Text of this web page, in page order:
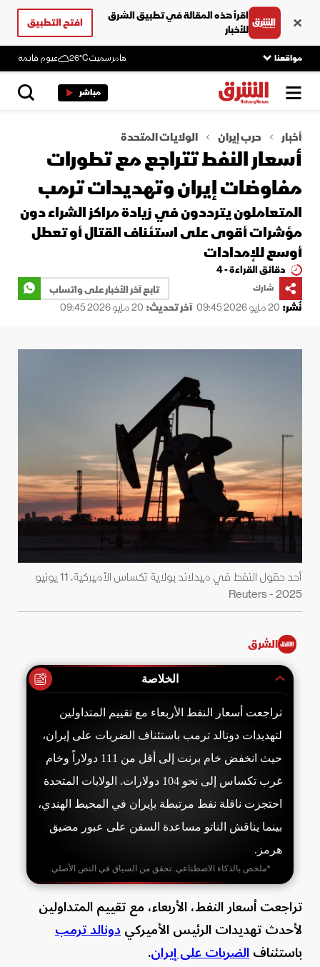
اقرأ هذه المقالة في تطبيق الشرق
للأخبار
افتح التطبيق
مواقعنا هامرسميث26°C غيوم قاتمة
مباشر
أخبار حرب إيران الولايات المتحدة
أسعار النفط تتراجع مع تطورات
مفاوضات إيران وتهديدات ترمب
المتعاملون يترددون في زيادة مراكز الشراء دون
مؤشرات أقوى على استئناف القتال أو تعطل
أوسع للإمدادات
دقائق القراءة - 4
شارك
تابع آخر الأخبار على واتساب
نُشر: 20 مايو 2026 09:45 آخر تحديث: 20 مايو 2026 09:45
أحد حقول النفط في ميدلاند بولاية تكساس الأميركية. 11 يونيو
2025 - Reuters
الشرق
الخلاصة
تراجعت أسعار النفط الأربعاء مع تقييم المتداولين
لتهديدات دونالد ترمب باستئناف الضربات على إيران،
حيث انخفض خام برنت إلى أقل من 111 دولاراً وخام
غرب تكساس إلى نحو 104 دولارات. الولايات المتحدة
احتجزت ناقلة نفط مرتبطة بإيران في المحيط الهندي،
بينما يناقش الناتو مساعدة السفن على عبور مضيق
هرمز.
*ملخص بالذكاء الاصطناعي. تحقق من السياق في النص الأصلي.
تراجعت أسعار النفط، الأربعاء، مع تقييم المتداولين
لأحدث تهديدات الرئيس الأميركيدونالد ترمب
باستئنافالضربات على إيران.